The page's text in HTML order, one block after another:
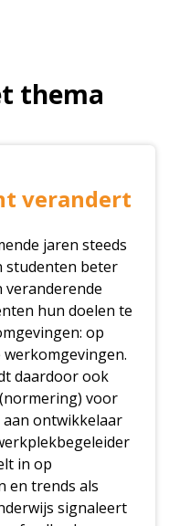
thema
verandert
jaren steeds
studenten beter
hun doelen te
op
daardoor ook
voor
ontwikkelaar
in op
en trends als
signaleert